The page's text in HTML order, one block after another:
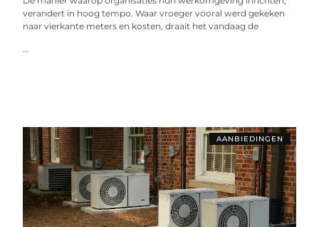
verandert in hoog tempo. Waar vroeger vooral werd gekeken
naar vierkante meters en kosten, draait het vandaag de
...
AANBIEDINGEN